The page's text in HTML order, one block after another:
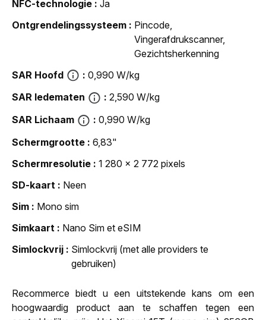
NFC-technologie
Ja
Ontgrendelingssysteem
Pincode,
Vingerafdrukscanner,
Gezichtsherkenning
SAR Hoofd
0,990 W/kg
SAR ledematen
2,590 W/kg
SAR Lichaam
0,990 W/kg
Schermgrootte
6,83"
Schermresolutie
1 280 x 2 772 pixels
SD-kaart
Neen
Sim
Mono sim
Simkaart
Nano Sim et eSIM
Simlockvrij
Simlockvrij (met alle providers te
gebruiken)
Recommerce biedt u een uitstekende kans om een
hoogwaardig product aan te schaffen tegen een